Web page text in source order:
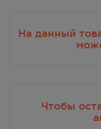
Чтобы
На данный